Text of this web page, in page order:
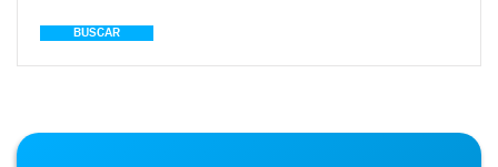
BUSCAR